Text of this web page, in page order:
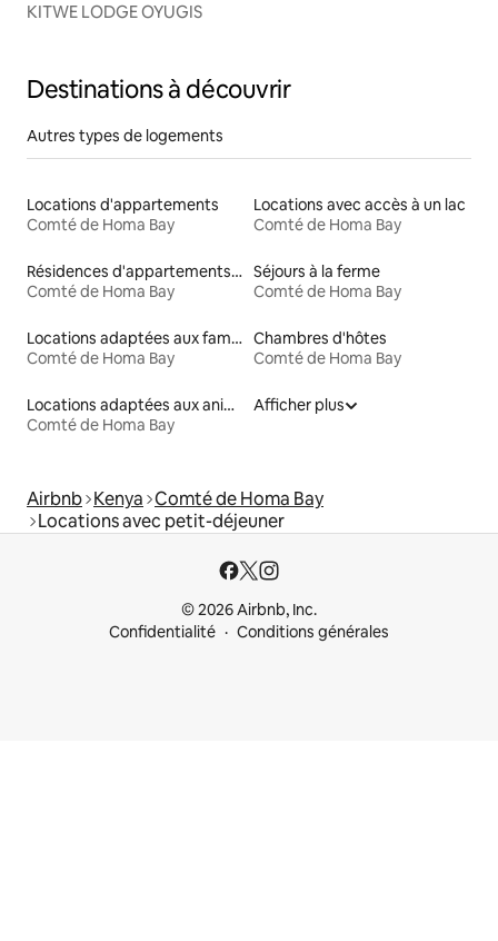
KITWE LODGE OYUGIS
Destinations à découvrir
Autres types de logements
Locations d'appartements
Comté de Homa Bay
Locations avec accès à un lac
Comté de Homa Bay
Résidences d'appartements en location
Comté de Homa Bay
Séjours à la ferme
Comté de Homa Bay
Locations adaptées aux familles
Comté de Homa Bay
Chambres d'hôtes
Comté de Homa Bay
Locations adaptées aux animaux
Comté de Homa Bay
Afficher plus
Airbnb Kenya Comté de Homa Bay
Locations avec petit-déjeuner
© 2026 Airbnb, Inc.
Confidentialité
Conditions générales